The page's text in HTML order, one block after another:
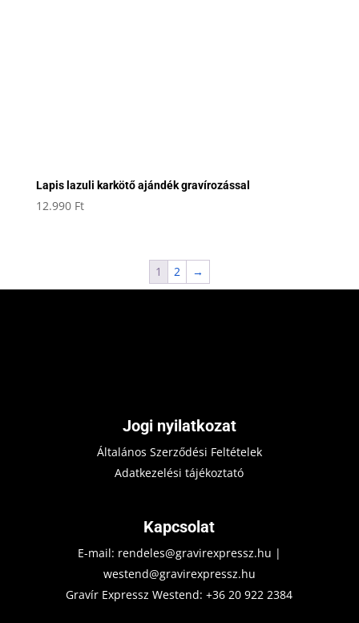
Lapis lazuli karkötő ajándék gravírozással
12.990 Ft
1 2 →
Jogi nyilatkozat
Általános Szerződési Feltételek
Adatkezelési tájékoztató
Kapcsolat
E-mail: rendeles@gravirexpressz.hu |
westend@gravirexpressz.hu
Gravír Expressz Westend:+36 20 922 2384